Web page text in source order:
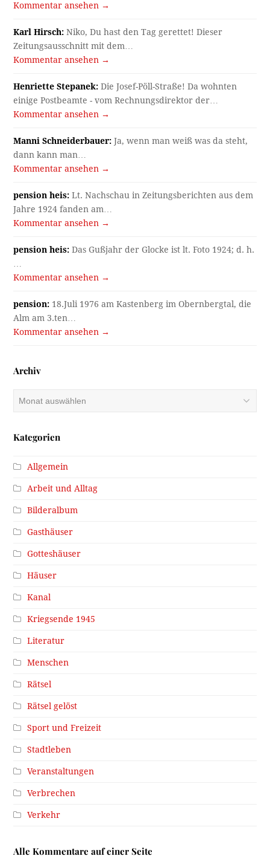
Kommentar ansehen →
Karl Hirsch: Niko, Du hast den Tag gerettet! Dieser
Zeitungsausschnitt mit dem…
Kommentar ansehen →
Henriette Stepanek: Die Josef-Pöll-Straße! Da wohnten
einige Postbeamte - vom Rechnungsdirektor der…
Kommentar ansehen →
Manni Schneiderbauer: Ja, wenn man weiß was da steht,
dann kann man…
Kommentar ansehen →
pension heis: Lt. Nachschau in Zeitungsberichten aus dem
Jahre 1924 fanden am…
Kommentar ansehen →
pension heis: Das Gußjahr der Glocke ist lt. Foto 1924; d. h.
Kommentar ansehen →
pension: 18.Juli 1976 am Kastenberg im Obernbergtal, die
Alm am 3.ten…
Kommentar ansehen →
Archiv
Kategorien
Allgemein
Arbeit und Alltag
Bilderalbum
Gasthäuser
Gotteshäuser
Häuser
Kanal
Kriegsende 1945
Literatur
Menschen
Rätsel
Rätsel gelöst
Sport und Freizeit
Stadtleben
Veranstaltungen
Verbrechen
Verkehr
Alle Kommentare auf einer Seite